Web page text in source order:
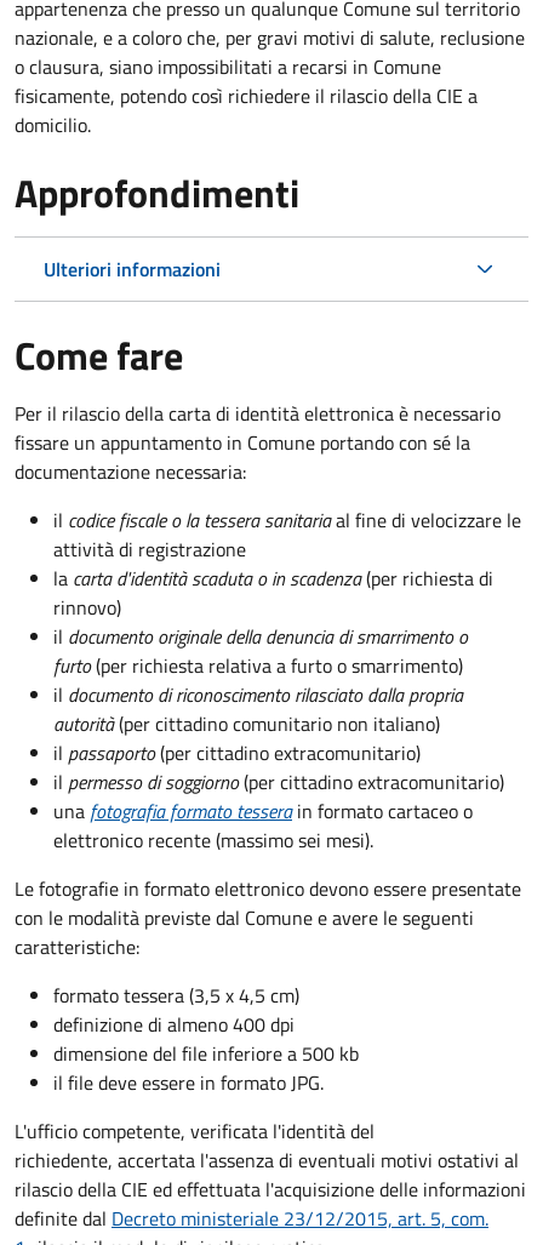
appartenenza che presso un qualunque Comune sul territorio
nazionale, e a coloro che, per gravi motivi di salute, reclusione
o clausura, siano impossibilitati a recarsi in Comune
fisicamente, potendo così richiedere il rilascio della CIE a
domicilio.
Approfondimenti
Ulteriori informazioni
Come fare
Per il rilascio della carta di identità elettronica è necessario
fissare un appuntamento in Comune portando con sé la
documentazione necessaria:
il codice fiscale o la tessera sanitariaal fine di velocizzare le
attività di registrazione
la carta d'identità scaduta o in scadenza(per richiesta di
rinnovo)
il documento originale della denuncia di smarrimento o
furto(per richiesta relativa a furto o smarrimento)
il documento di riconoscimento rilasciato dalla propria
autorità(per cittadino comunitario non italiano)
il passaporto(per cittadino extracomunitario)
il permesso di soggiorno(per cittadino extracomunitario)
una fotografia formato tessera in formato cartaceo o
elettronico recente (massimo sei mesi).
Le fotografie in formato elettronico devono essere presentate
con le modalità previste dal Comune e avere le seguenti
caratteristiche:
formato tessera (3,5 x 4,5 cm)
definizione di almeno 400 dpi
dimensione del file inferiore a 500 kb
il file deve essere in formato JPG.
L'ufficio competente, verificata l'identità del
richiedente, accertata l'assenza di eventuali motivi ostativi al
rilascio della CIE ed effettuata l'acquisizione delle informazioni
definite dal Decreto ministeriale 23/12/2015, art. 5, com.